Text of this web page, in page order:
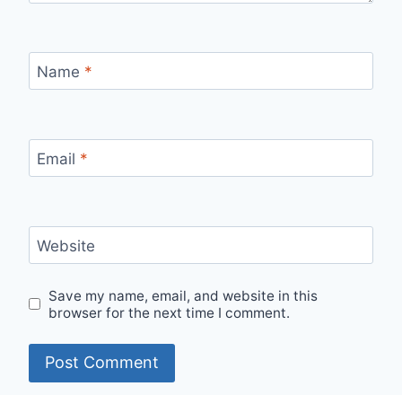
Name *
Email *
Website
Save my name, email, and website in this
browser for the next time I comment.